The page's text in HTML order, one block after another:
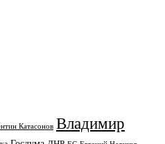
Катасонов Владимир